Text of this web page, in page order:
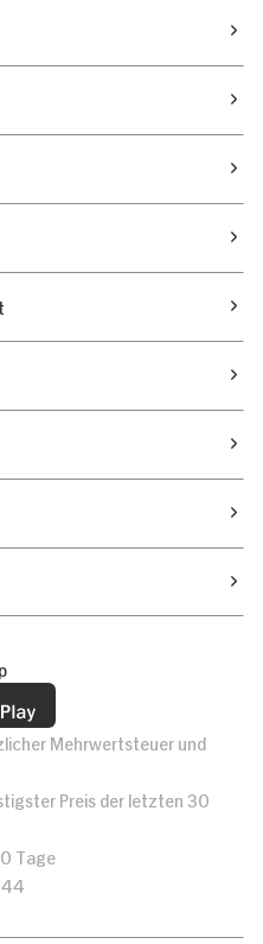
Mehrwertsteuer und
Preis der letzten 30
Tage